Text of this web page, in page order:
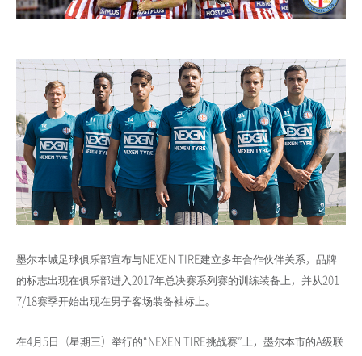
墨尔本城足球俱乐部宣布与NEXEN TIRE建立多年合作伙伴关系，品牌
的标志出现在俱乐部进入2017年总决赛系列赛的训练装备上，并从201
7/18赛季开始出现在男子客场装备袖标上。
在4月5日（星期三）举行的“NEXEN TIRE挑战赛”上，墨尔本市的A级联